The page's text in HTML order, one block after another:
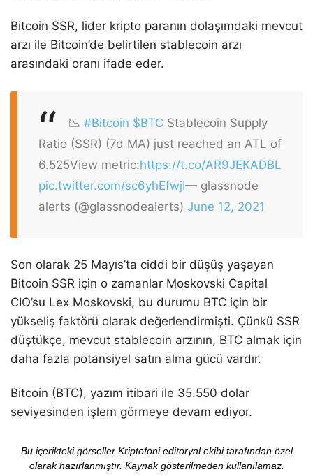
Bitcoin SSR, lider kripto paranın dolaşımdaki mevcut
arzı ile Bitcoin’de belirtilen stablecoin arzı
arasındaki oranı ifade eder.
📉 #Bitcoin $BTC Stablecoin Supply
Ratio (SSR) (7d MA) just reached an ATL of
6.525View metric:https://t.co/AR9JEKADBL
pic.twitter.com/sc6yhEfwjI— glassnode
alerts (@glassnodealerts) June 12, 2021
Son olarak 25 Mayıs’ta ciddi bir düşüş yaşayan
Bitcoin SSR için o zamanlar Moskovski Capital
CIO’su Lex Moskovski, bu durumu BTC için bir
yükseliş faktörü olarak değerlendirmişti. Çünkü SSR
düştükçe, mevcut stablecoin arzının, BTC almak için
daha fazla potansiyel satın alma gücü vardır.
Bitcoin (BTC), yazım itibari ile 35.550 dolar
seviyesinden işlem görmeye devam ediyor.
Bu içerikteki görseller Kriptofoni editoryal ekibi tarafından özel
olarak hazırlanmıştır. Kaynak gösterilmeden kullanılamaz.